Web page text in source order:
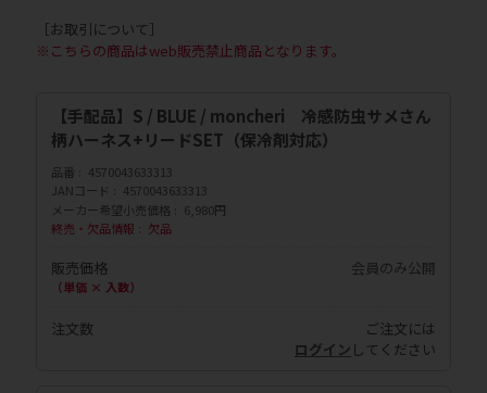
［お取引について］
※こちらの商品はweb販売禁止商品となります。
【手配品】S / BLUE / moncheri 冷感防虫サメさん
柄ハーネス+リードSET（保冷剤対応）
品番
4570043633313
JANコード
4570043633313
メーカー希望小売価格
6,980円
終売・欠品情報
欠品
販売価格
（単価 × 入数）
会員のみ公開
注文数
ご注文には
ログイン してください